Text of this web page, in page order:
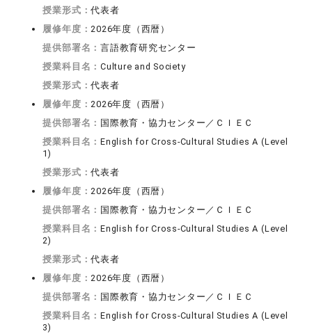
授業形式：代表者
履修年度：2026年度（西暦）
提供部署名：言語教育研究センター
授業科目名：Culture and Society
授業形式：代表者
履修年度：2026年度（西暦）
提供部署名： 国際教育・協力センター／ＣＩＥＣ
授業科目名：English for Cross-Cultural Studies A (Level
1)
授業形式：代表者
履修年度：2026年度（西暦）
提供部署名： 国際教育・協力センター／ＣＩＥＣ
授業科目名：English for Cross-Cultural Studies A (Level
2)
授業形式：代表者
履修年度：2026年度（西暦）
提供部署名： 国際教育・協力センター／ＣＩＥＣ
授業科目名：English for Cross-Cultural Studies A (Level
3)